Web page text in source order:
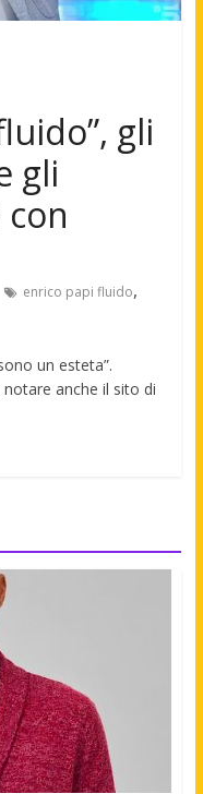
gli
gli
enrico papi fluido,
un esteta”.
anche il sito di